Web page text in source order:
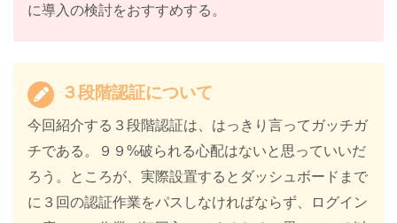
に導入の検討をおすすめする。
３段階認証について
今回紹介する３段階認証は、はっきり言ってガッチガ
チである。９９%破られる心配はないと思っていいだ
ろう。ところが、実際設置するとダッシュボードまで
に３回の認証作業をパスしなければならず、ログイン